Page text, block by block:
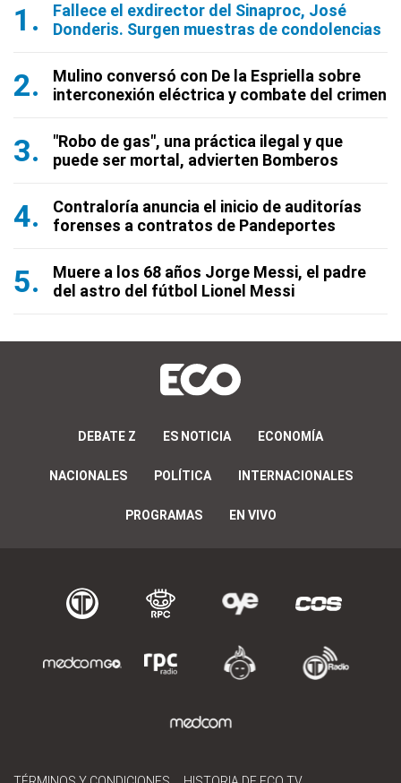
Fallece el exdirector del Sinaproc, José
Donderis. Surgen muestras de condolencias
Mulino conversó con De la Espriella sobre
interconexión eléctrica y combate del crimen
"Robo de gas", una práctica ilegal y que
puede ser mortal, advierten Bomberos
Contraloría anuncia el inicio de auditorías
forenses a contratos de Pandeportes
Muere a los 68 años Jorge Messi, el padre
del astro del fútbol Lionel Messi
DEBATE Z ES NOTICIA ECONOMÍA
NACIONALES POLÍTICA INTERNACIONALES
PROGRAMAS EN VIVO